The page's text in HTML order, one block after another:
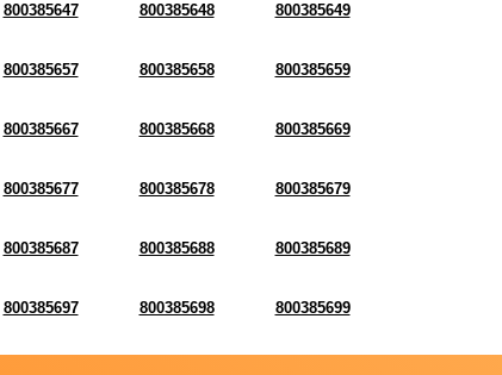
800385647 800385648 800385649
800385657 800385658 800385659
800385667 800385668 800385669
800385677 800385678 800385679
800385687 800385688 800385689
800385697 800385698 800385699